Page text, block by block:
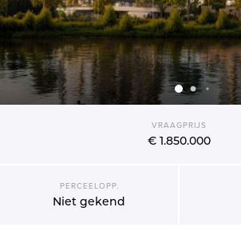
VRAAGPRIJS
€ 1.850.000
PERCEELOPP.
Niet gekend